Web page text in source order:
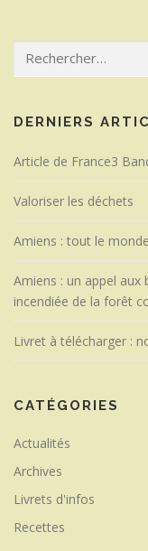
DERNIERS
Article de France3
Valoriser les déchets
Amiens : tout le
Amiens : un appel
incendiée de la forêt
Livret à télécharger :
CATÉGORIES
Actualités
Archives
Livrets d'infos
Recettes